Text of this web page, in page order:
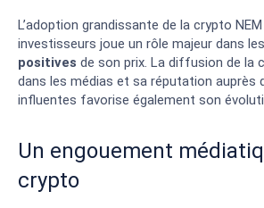
L’adoption grandissante de la crypto
investisseurs joue un rôle majeur dans les
positives de son prix. La diffusion de la
dans les médias et sa réputation auprès
influentes favorise également son
Un engouement
crypto